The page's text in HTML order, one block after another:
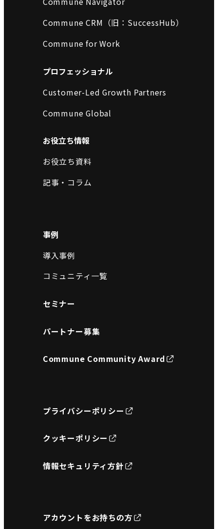
Commune CRM（旧：SuccessHub）
Commune for Work
プロフェッショナル
Customer-Led Growth Partners
Commune Global
お役立ち情報
お役立ち資料
記事・コラム
事例
導入事例
コミュニティ一覧
セミナー
パートナー募集
Commune Community Award
プライバシーポリシー
クッキーポリシー
情報セキュリティ方針
アカウントをお持ちの方